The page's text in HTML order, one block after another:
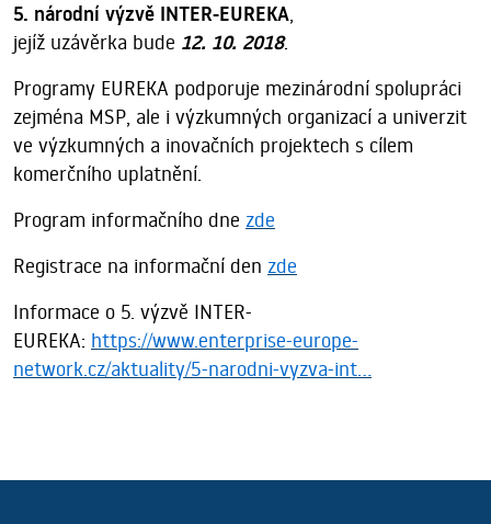
5. národní výzvě INTER-EUREKA,
jejíž uzávěrka bude 12. 10. 2018.
Programy EUREKA podporuje mezinárodní spolupráci
zejména MSP, ale i výzkumných organizací a univerzit
ve výzkumných a inovačních projektech s cílem
komerčního uplatnění.
Program informačního dne zde
Registrace na informační den zde
Informace o 5. výzvě INTER-
EUREKA: https://www.enterprise-europe-
network.cz/aktuality/5-narodni-vyzva-int…